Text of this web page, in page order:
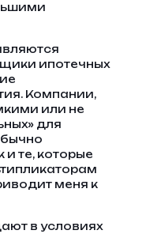
ипотечных
Компании,
или не
для
и те, которые
меня к
в условиях